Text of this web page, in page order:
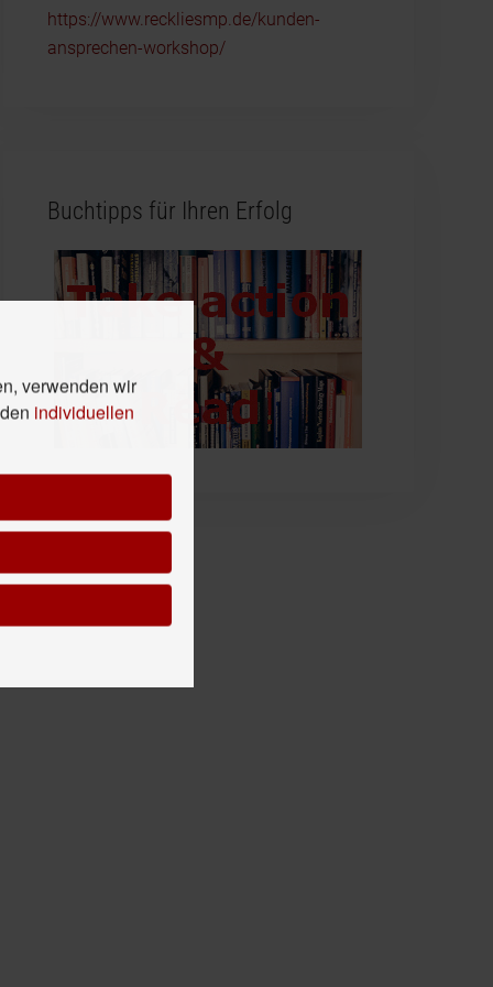
https://www.reckliesmp.de/kunden-
ansprechen-workshop/
Buchtipps für Ihren Erfolg
verwenden wir
individuellen